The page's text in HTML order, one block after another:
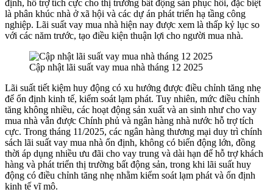
định, hỗ trợ tích cực cho thị trường bất động sản phục hồi, đặc biệt
là phân khúc nhà ở xã hội và các dự án phát triển hạ tầng công
nghiệp. Lãi suất vay mua nhà hiện nay được xem là thấp kỷ lục so
với các năm trước, tạo điều kiện thuận lợi cho người mua nhà.
Cập nhật lãi suất vay mua nhà tháng 12 2025
Lãi suất tiết kiệm huy động có xu hướng được điều chỉnh tăng nhẹ
để ổn định kinh tế, kiểm soát lạm phát. Tuy nhiên, mức điều chỉnh
tăng không nhiều, các hoạt động sản xuất và an sinh như cho vay
mua nhà vẫn được Chính phủ và ngân hàng nhà nước hỗ trợ tích
cực. Trong tháng 11/2025, các ngân hàng thương mại duy trì chính
sách lãi suất vay mua nhà ổn định, không có biến động lớn, đồng
thời áp dụng nhiều ưu đãi cho vay trung và dài hạn để hỗ trợ khách
hàng và phát triển thị trường bất động sản, trong khi lãi suất huy
động có điều chỉnh tăng nhẹ nhằm kiểm soát lạm phát và ổn định
kinh tế vĩ mô.